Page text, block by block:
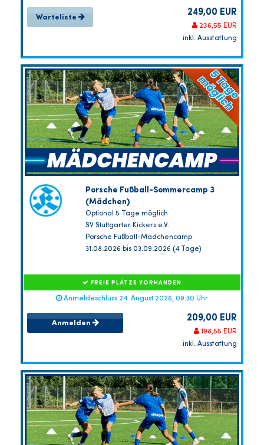
Warteliste 249,00 EUR
236,55 EUR
inkl. Ausstattung
Porsche Fußball-Sommercamp 3
(Mädchen)
Optional 5 Tage möglich
SV Stuttgarter Kickers e.V.
Porsche Fußball-Mädchencamp
31.08.2026 bis 03.09.2026 (4 Tage)
FREIE PLÄTZE VORHANDEN
Anmeldeschluss 24. August 2026, 09:30 Uhr
Anmelden 209,00 EUR
198,55 EUR
inkl. Ausstattung